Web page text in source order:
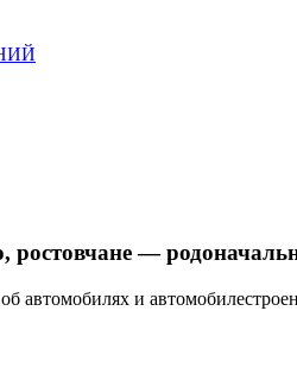
ростовчане —
автомобилях и